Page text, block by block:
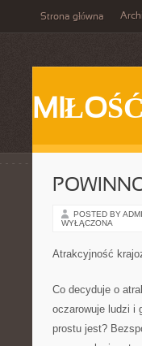
Strona główna
MIŁOŚĆ
POSTED BY
WYŁĄCZONA
Atrakcyjność
Co decyduje o
oczarowuje ludzi i
prostu jest?